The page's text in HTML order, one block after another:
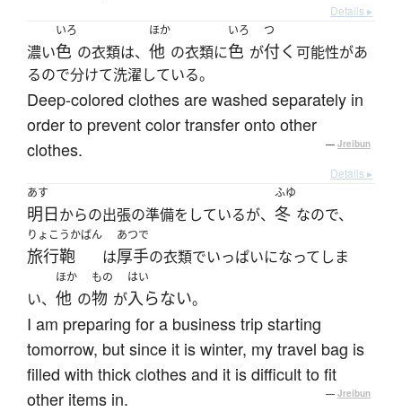
Details ▸
濃い
いろ
色 の衣類は、
ほか
他 の衣類に
いろ
色 が
つ
付く 可能性があ
るので分けて洗濯している。
Deep-colored clothes are washed separately in
order to prevent color transfer onto other
clothes.
— Jreibun
Details ▸
あす
明日からの出張の準備をしているが、
ふゆ
冬 なので、
りょこうかばん
旅行鞄 は
あつで
厚手の衣類でいっぱいになってしま
い、
ほか
他 の
もの
物 が
はい
入らない。
I am preparing for a business trip starting
tomorrow, but since it is winter, my travel bag is
filled with thick clothes and it is difficult to fit
other items in.
— Jreibun